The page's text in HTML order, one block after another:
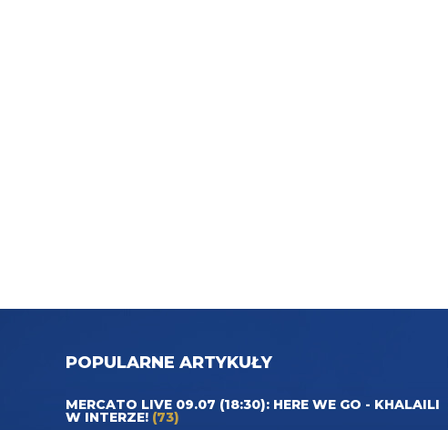
POPULARNE ARTYKUŁY
MERCATO LIVE 09.07 (18:30): HERE WE GO - KHALAILI
W INTERZE! (73)